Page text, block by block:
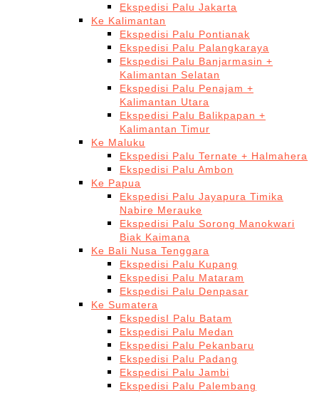
Ekspedisi Palu Jakarta
Ke Kalimantan
Ekspedisi Palu Pontianak
Ekspedisi Palu Palangkaraya
Ekspedisi Palu Banjarmasin +
Kalimantan Selatan
Ekspedisi Palu Penajam +
Kalimantan Utara
Ekspedisi Palu Balikpapan +
Kalimantan Timur
Ke Maluku
Ekspedisi Palu Ternate + Halmahera
Ekspedisi Palu Ambon
Ke Papua
Ekspedisi Palu Jayapura Timika
Nabire Merauke
Ekspedisi Palu Sorong Manokwari
Biak Kaimana
Ke Bali Nusa Tenggara
Ekspedisi Palu Kupang
Ekspedisi Palu Mataram
Ekspedisi Palu Denpasar
Ke Sumatera
EkspedisI Palu Batam
Ekspedisi Palu Medan
Ekspedisi Palu Pekanbaru
Ekspedisi Palu Padang
Ekspedisi Palu Jambi
Ekspedisi Palu Palembang